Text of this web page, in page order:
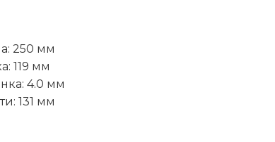
250 мм
119 мм
4.0 мм
131 мм